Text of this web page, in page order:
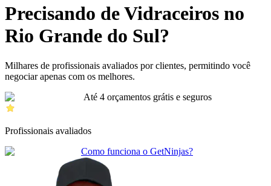
Precisando de Vidraceiros no
Rio Grande do Sul?
Milhares de profissionais avaliados por clientes, permitindo você
negociar apenas com os melhores.
Até 4 orçamentos grátis e seguros
Profissionais avaliados
Como funciona o GetNinjas?